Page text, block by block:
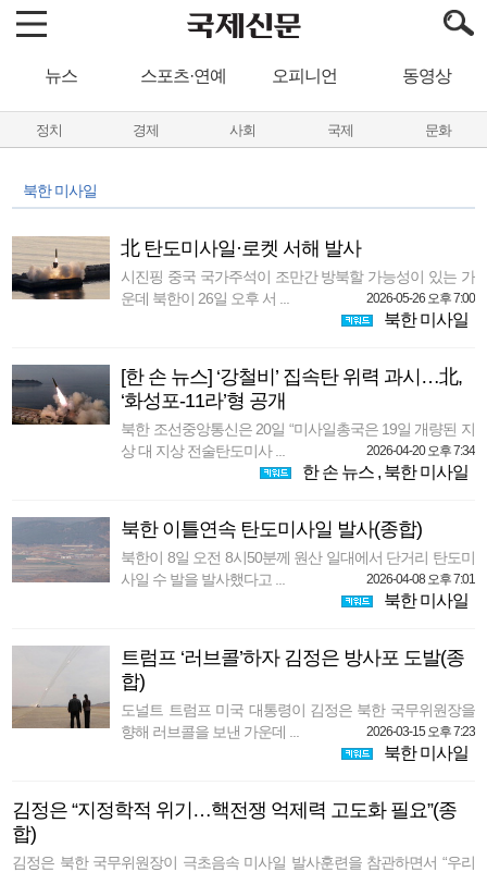
뉴스 스포츠·연예 오피니언 동영상
정치 경제 사회 국제 문화
북한 미사일
北 탄도미사일·로켓 서해 발사
시진핑 중국 국가주석이 조만간 방북할 가능성이 있는 가
운데 북한이 26일 오후 서 ...
2026-05-26 오후 7:00
북한 미사일
[한 손 뉴스] ‘강철비’ 집속탄 위력 과시…北,
‘화성포-11라’형 공개
북한 조선중앙통신은 20일 “미사일총국은 19일 개량된 지
상 대 지상 전술탄도미사 ...
2026-04-20 오후 7:34
한 손 뉴스, 북한 미사일
북한 이틀연속 탄도미사일 발사(종합)
북한이 8일 오전 8시50분께 원산 일대에서 단거리 탄도미
사일 수 발을 발사했다고 ...
2026-04-08 오후 7:01
북한 미사일
트럼프 ‘러브콜’하자 김정은 방사포 도발(종
합)
도널트 트럼프 미국 대통령이 김정은 북한 국무위원장을
향해 러브콜을 보낸 가운데 ...
2026-03-15 오후 7:23
북한 미사일
김정은 “지정학적 위기…핵전쟁 억제력 고도화 필요”(종
합)
김정은 북한 국무위원장이 극초음속 미사일 발사훈련을 참관하면서 “우리